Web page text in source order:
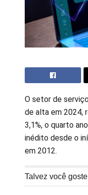
O setor de
de alta em 2024,
3,1%, o quarto
inédito desde o
em 2012.
Talvez você